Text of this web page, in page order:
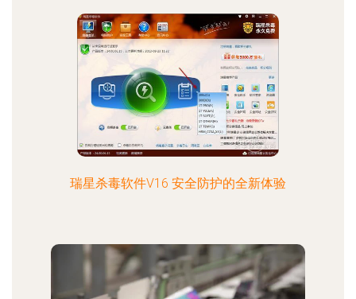
瑞星杀毒软件V16 安全防护的全新体验